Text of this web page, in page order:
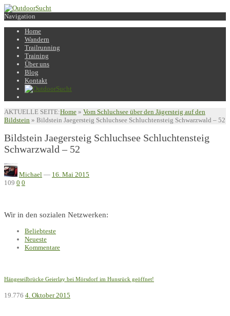
Navigation
Home
Wandern
Trailrunning
Training
Über uns
Blog
Kontakt
AKTUELLE SEITE:Home » Vom Schluchsee über den Jägersteig auf den
Bildstein » Bildstein Jaegersteig Schluchsee Schluchtensteig Schwarzwald – 52
Bildstein Jaegersteig Schluchsee Schluchtensteig
Schwarzwald – 52
Michael — 16. Mai 2015
109 0 0
Wir in den sozialen Netzwerken:
Beliebteste
Neueste
Kommentare
Hängeseilbrücke Geierlay bei Mörsdorf im Hunsrück geöffnet!
19.776 4. Oktober 2015